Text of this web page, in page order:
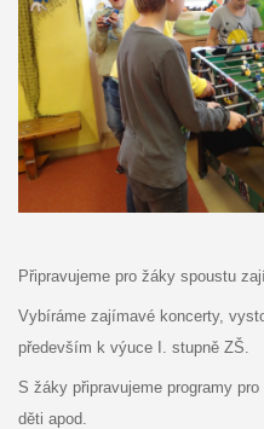
Připravujeme pro žáky spoustu
Vybíráme zajímavé koncerty,
především k výuce I. stupně ZŠ.
S žáky připravujeme programy
děti apod.